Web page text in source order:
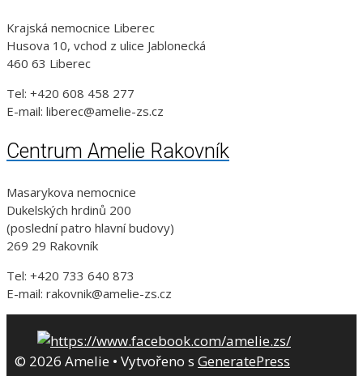
Krajská nemocnice Liberec
Husova 10, vchod z ulice Jablonecká
460 63 Liberec
Tel: +420 608 458 277
E-mail: liberec@amelie-zs.cz
Centrum Amelie Rakovník
Masarykova nemocnice
Dukelských hrdinů 200
(poslední patro hlavní budovy)
269 29 Rakovník
Tel: +420 733 640 873
E-mail: rakovnik@amelie-zs.cz
© 2026 Amelie • Vytvořeno s GeneratePress